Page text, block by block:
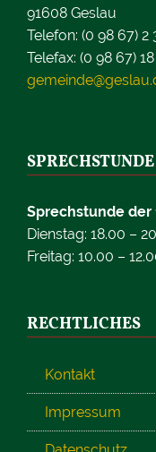
91608 Geslau
Telefon: (0 98 67) 2
Telefax: (0 98 67)
SPRECHSTUNDE
Sprechstunde der
Dienstag: 18.00 –
Freitag: 10.00 –
RECHTLICHES
Kontakt
Impressum